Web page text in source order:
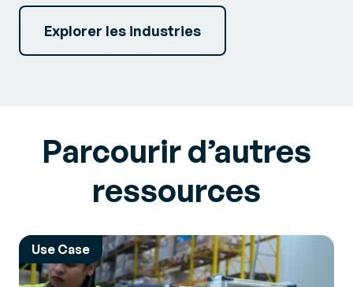
Explorer les industries
Parcourir d’autres
ressources
Use Case